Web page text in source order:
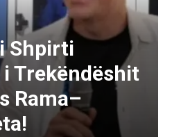
Shpirti
Trekëndëshit
Rama–